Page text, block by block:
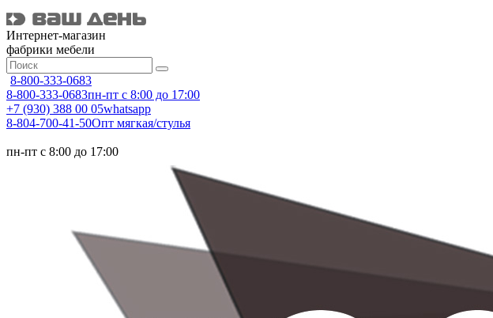
Интернет-магазин
фабрики мебели
8-800-333-0683
8-800-333-0683пн-пт с 8:00 до 17:00
+7 (930) 388 00 05whatsapp
8-804-700-41-50Опт мягкая/стулья
пн-пт с 8:00 до 17:00